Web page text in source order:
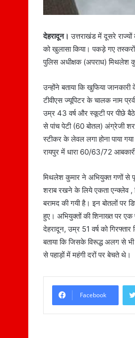
देहरादून। उत्तराखंड में दूसरे
को खुलासा किया। पकड़े गए
पुलिस अधीक्षक (अपराध) मिथलेश
उन्होंने बताया कि खुफिया
टीवीएस ज्यूपिटर के चालक नाम
उम्र 43 वर्ष और स्कूटी पर पीछे बैठे
से पांच पेटी (60 बोतल) अंग्रेजी
स्टीकर के लेवल लगा होना पाया
रायपुर में धारा 60/63/72
मिथलेश कुमार ने अभियुक्त गणों से
शराब रखने के लिये एकता एन्क्लेव ,
बरामद की गयी है। इन बोतलों पर
हुए। अभियुक्तों की शिनाख्त पर एक
देहरादून, उम्र 51 वर्ष को
बताया कि जिसके विरूद्ध अलग से
से पहाड़ों में महंगी दरों पर बेचते थे।
Facebook